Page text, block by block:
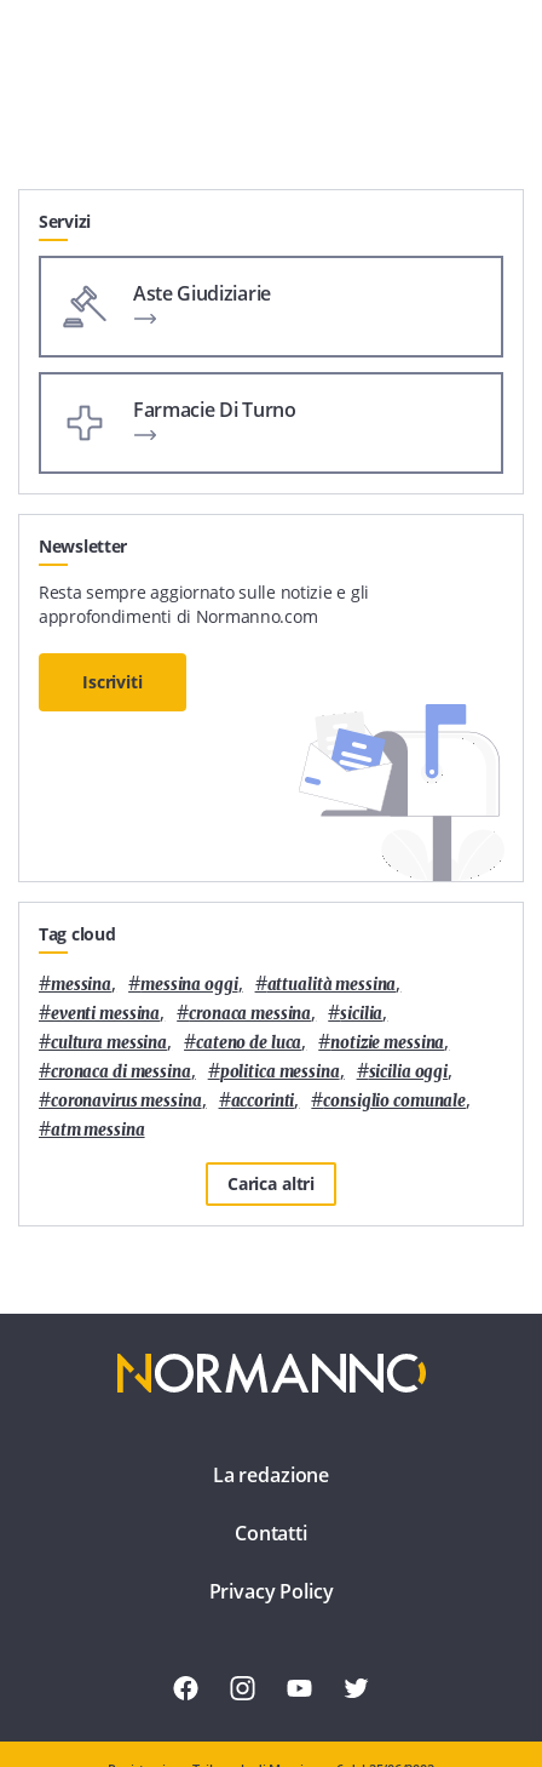
Servizi
Aste Giudiziarie
Farmacie Di Turno
Newsletter
Resta sempre aggiornato sulle notizie e gli
approfondimenti di Normanno.com
Iscriviti
Tag cloud
#messina, #messina oggi, #attualità messina,
#eventi messina, #cronaca messina, #sicilia,
#cultura messina, #cateno de luca, #notizie messina,
#cronaca di messina, #politica messina, #sicilia oggi,
#coronavirus messina, #accorinti, #consiglio comunale,
#atm messina
Carica altri
La redazione
Contatti
Privacy Policy